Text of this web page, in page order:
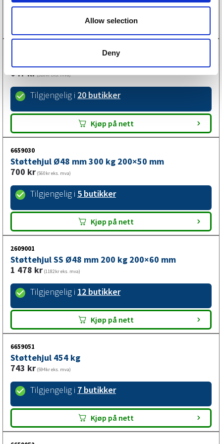
Allow selection
Deny
(442kr eks. mva)
Kjøp på nett
647kr(518kr eks. mva)
Tilgjengelig i 20 butikker
Kjøp på nett
6659030
Støttehjul Ø48 mm 300 kg 200×50 mm
700 kr (560kr eks. mva)
Tilgjengelig i 5 butikker
Kjøp på nett
2609001
Støttehjul SS Ø48 mm 200 kg 200×60 mm
1 478 kr (1182kr eks. mva)
Tilgjengelig i 12 butikker
Kjøp på nett
6659051
Støttehjul 454 kg
743 kr (594kr eks. mva)
Tilgjengelig i 7 butikker
Kjøp på nett